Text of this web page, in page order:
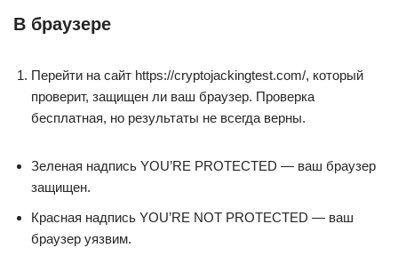
В браузере
Перейти на сайт https://cryptojackingtest.com/, который
проверит, защищен ли ваш браузер. Проверка
бесплатная, но результаты не всегда верны.
Зеленая надпись YOU’RE PROTECTED — ваш браузер
защищен.
Красная надпись YOU’RE NOT PROTECTED — ваш
браузер уязвим.